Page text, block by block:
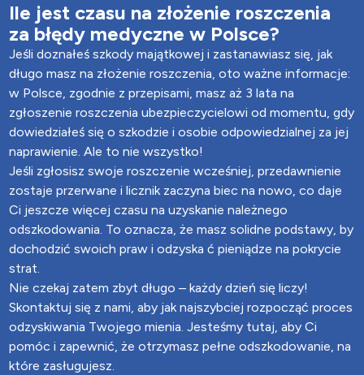
Ile jest czasu na złożenie roszczenia
za błędy medyczne w Polsce?
Jeśli doznałeś szkody majątkowej i zastanawiasz się, jak
długo masz na złożenie roszczenia, oto ważne informacje:
w Polsce, zgodnie z przepisami, masz aż 3 lata na
zgłoszenie roszczenia ubezpieczycielowi od momentu, gdy
dowiedziałeś się o szkodzie i osobie odpowiedzialnej za jej
naprawienie. Ale to nie wszystko!
Jeśli zgłosisz swoje roszczenie wcześniej, przedawnienie
zostaje przerwane i licznik zaczyna biec na nowo, co daje
Ci jeszcze więcej czasu na uzyskanie należnego
odszkodowania. To oznacza, że masz solidne podstawy, by
dochodzić swoich praw i odzyska ć pieniądze na pokrycie
strat.
Nie czekaj zatem zbyt długo – każdy dzień się liczy!
Skontaktuj się z nami, aby jak najszybciej rozpocząć proces
odzyskiwania Twojego mienia. Jesteśmy tutaj, aby Ci
pomóc i zapewnić, że otrzymasz pełne odszkodowanie, na
które zasługujesz.